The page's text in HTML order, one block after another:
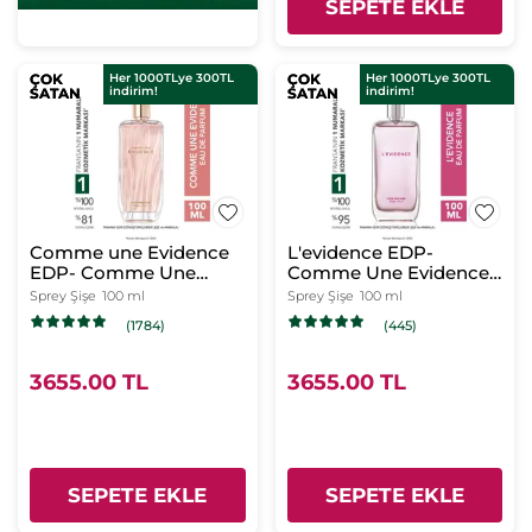
SEPETE EKLE
ÇOK
SATAN
ÇOK
SATAN
Her 1000TLye 300TL
indirim!
Comme une Evidence
EDP- Comme Une
Evidence- Kadın
Parfüm
Sprey Şişe 100 ml
(1784)
3655.00 TL
SEPETE EKLE
ÇOK
SATAN
ÇOK
SATAN
Her 1000TLye 300TL
indirim!
L'evidence EDP-
Comme Une Evidence-
Kadın Parfüm-Vegan
Sprey Şişe 100 ml
(445)
3655.00 TL
SEPETE EKLE